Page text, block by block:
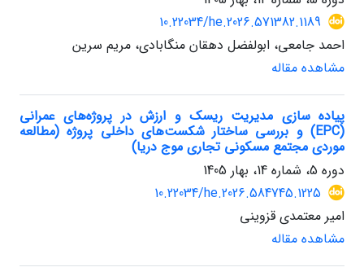
10.22034/he.2026.571382.1189
احمد جامعی، ابولفضل دهقان منگابادی، مریم سرین
مشاهده مقاله
پیاده سازی مدیریت ریسک و ارزش در پروژه‌های عمرانی
(EPC) و بررسی ساختار شکست‌های داخلی پروژه (مطالعه
موردی مجتمع مسکونی تجاری موج دریا)
دوره 5، شماره 14، بهار 1405
10.22034/he.2026.584745.1225
امیر معتمدی قزوینی
مشاهده مقاله